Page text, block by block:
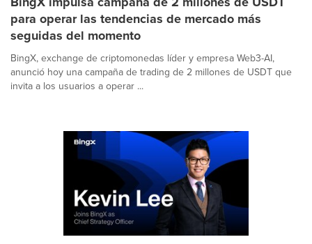
para operar las tendencias de mercado más
seguidas del momento
BingX, exchange de criptomonedas líder y empresa Web3-AI,
anunció hoy una campaña de trading de 2 millones de USDT que
invita a los usuarios a operar ...